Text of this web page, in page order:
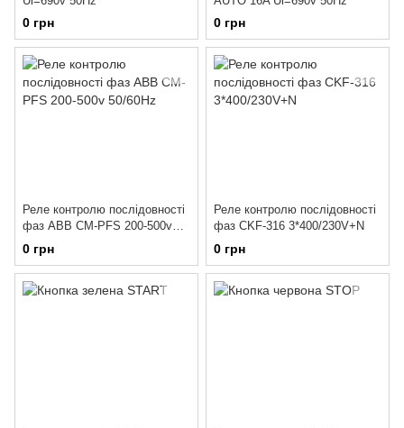
0 грн 0 грн
Реле контролю послідовності
фаз ABB CM-PFS 200-500v
50/60Hz
0 грн
Реле контролю послідовності
фаз CKF-316 3*400/230V+N
0 грн